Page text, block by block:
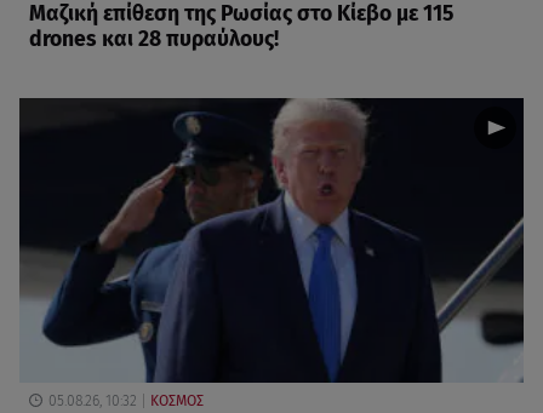
Μαζική επίθεση της Ρωσίας στο Κίεβο με 115
drones και 28 πυραύλους!
05.08.26, 10:32 ΚΟΣΜΟΣ